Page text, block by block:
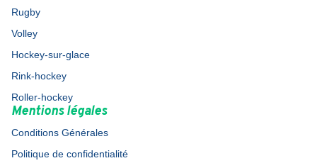
Rugby
Volley
Hockey-sur-glace
Rink-hockey
Roller-hockey
Mentions légales
Conditions Générales
Politique de confidentialité